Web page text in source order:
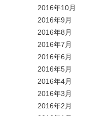
2016年10月
2016年9月
2016年8月
2016年7月
2016年6月
2016年5月
2016年4月
2016年3月
2016年2月